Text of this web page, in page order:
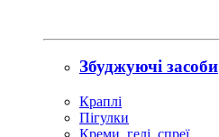
Збуджуючі засоби
Краплі
Пігулки
Креми, гелі, спреї